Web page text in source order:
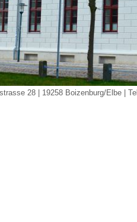
28 | 19258 Boizenburg/Elbe |